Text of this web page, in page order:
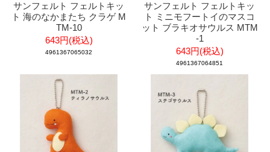
サンフェルト フェルトキッ
ト 海のなかまたち クラゲ M
TM-10
643円(税込)
4961367065032
サンフェルト フェルトキッ
ト ミニモフートイのマスコ
ット ブラキオサウルス MTM
-1
643円(税込)
4961367064851